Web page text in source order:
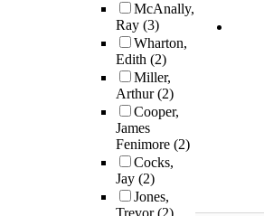
McAnally,
Ray (3)
Wharton,
Edith (2)
Miller,
Arthur(2)
Cooper,
James
Fenimore (2)
Cocks,
Jay (2)
Jones,